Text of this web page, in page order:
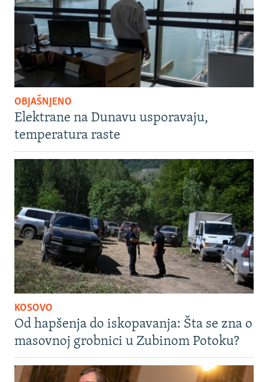
OBJAŠNJENO
Elektrane na Dunavu usporavaju,
temperatura raste
KOSOVO
Od hapšenja do iskopavanja: Šta se zna o
masovnoj grobnici u Zubinom Potoku?